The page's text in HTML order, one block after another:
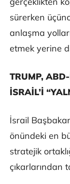
sürerken
anlaşma
etmek yerine
TRUMP,
İSRAİL’İ
İsrail
önündeki en
stratejik
çıkarlarından